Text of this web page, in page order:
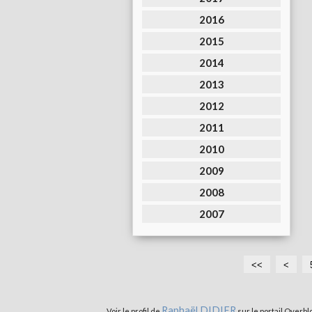
2016
2015
2014
2013
2012
2011
2010
2009
2008
2007
<< <